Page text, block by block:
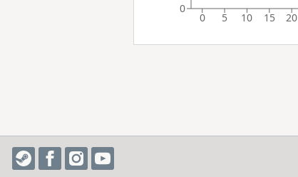
0 5 10 15 20
0